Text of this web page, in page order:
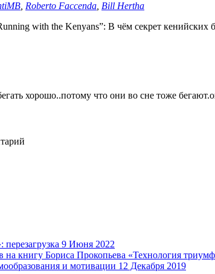
Roberto Faccenda Bill Hertha
with the Kenyans”: В чём секрет кенийских
хорошо..потому что они во сне тоже
9 Июня 2022
на книгу Бориса Прокопьева «Технология
и мотивации 12 Декабря 2019